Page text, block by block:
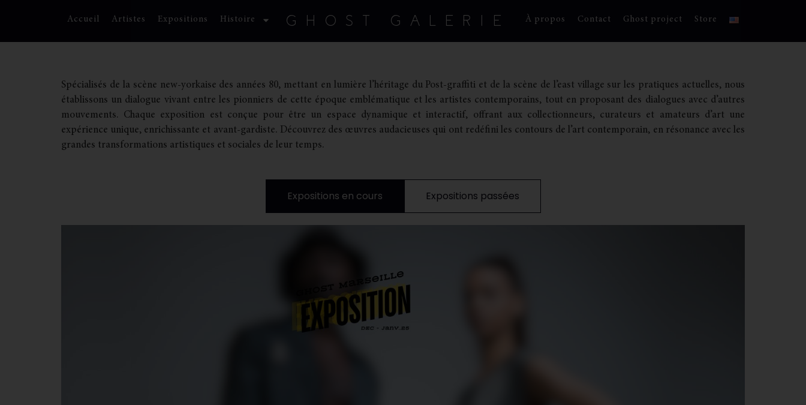
Accueil Artistes Expositions Histoire GHOST GALERIE À propos Contact Ghost project Store
Spécialisés de la scène new-yorkaise des années 80, mettant en lumière l’héritage du Post-graffiti et de la scène de l’east village sur les pratiques actuelles, nous
établissons un dialogue vivant entre les pionniers de cette époque emblématique et les artistes contemporains, tout en proposant des dialogues avec d’autres
mouvements. Chaque exposition est conçue pour être un espace dynamique et interactif, offrant aux collectionneurs, curateurs et amateurs d’art une
expérience unique, enrichissante et avant-gardiste. Découvrez des œuvres audacieuses qui ont redéfini les contours de l’art contemporain, en résonance avec les
grandes transformations artistiques et sociales de leur temps.
Expositions en cours Expositions passées